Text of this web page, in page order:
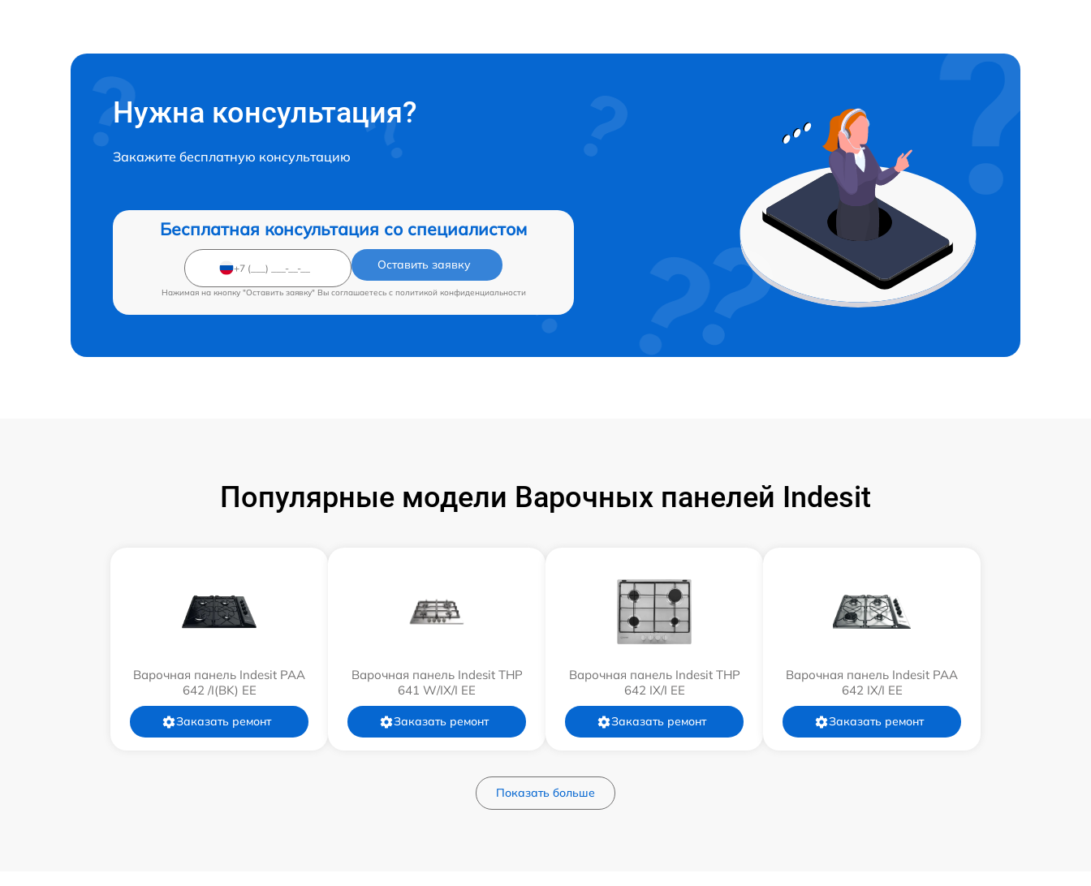
Нужна консультация?
Закажите бесплатную консультацию
Бесплатная консультация со специалистом
Оставить заявку
Нажимая на кнопку "Оставить заявку" Вы соглашаетесь c политикой конфиденциальности
Популярные модели Варочных панелей Indesit
Варочная панель Indesit PAA
642 /I(BK) EE
Заказать ремонт
Варочная панель Indesit THP
641 W/IX/I EE
Заказать ремонт
Варочная панель Indesit THP
642 IX/I EE
Заказать ремонт
Варочная панель Indesit PAA
642 IX/I EE
Заказать ремонт
Показать больше